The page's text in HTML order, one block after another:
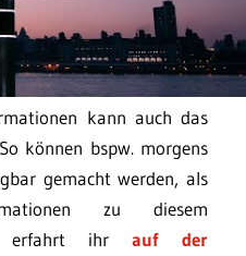
kann auch das
können bspw. morgens
gemacht werden, als
zu diesem
erfahrt ihr auf der